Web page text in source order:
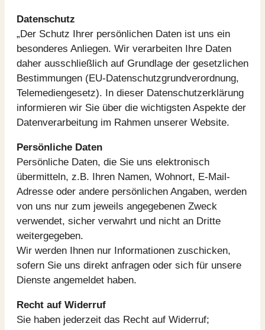
Datenschutz
„Der Schutz Ihrer persönlichen Daten ist uns ein
besonderes Anliegen. Wir verarbeiten Ihre Daten
daher ausschließlich auf Grundlage der gesetzlichen
Bestimmungen (EU-Datenschutzgrundverordnung,
Telemediengesetz). In dieser Datenschutzerklärung
informieren wir Sie über die wichtigsten Aspekte der
Datenverarbeitung im Rahmen unserer Website.
Persönliche Daten
Persönliche Daten, die Sie uns elektronisch
übermitteln, z.B. Ihren Namen, Wohnort, E-Mail-
Adresse oder andere persönlichen Angaben, werden
von uns nur zum jeweils angegebenen Zweck
verwendet, sicher verwahrt und nicht an Dritte
weitergegeben.
Wir werden Ihnen nur Informationen zuschicken,
sofern Sie uns direkt anfragen oder sich für unsere
Dienste angemeldet haben.
Recht auf Widerruf
Sie haben jederzeit das Recht auf Widerruf;